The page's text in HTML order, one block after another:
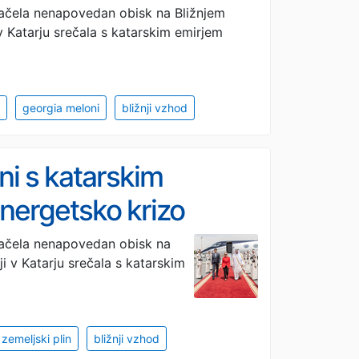
nenapovedan obisk na Bližnjem
srečala s katarskim emirjem
georgia meloni bližnji vzhod
s katarskim
krizo
nenapovedan obisk na
v Katarju srečala s katarskim
zemeljski plin bližnji vzhod